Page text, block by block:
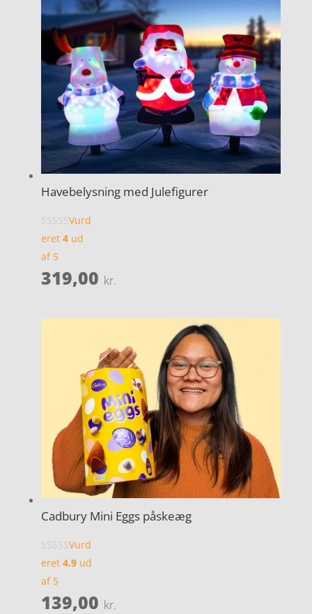
Havebelysning med Julefigurer
Vurd
eret 4ud
af 5
319,00 kr.
Cadbury Mini Eggs påskeæg
Vurd
eret 4.9ud
af 5
139,00 kr.